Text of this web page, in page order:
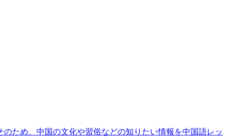
ため、中国の文化や習俗などの知りたい情報を中国語レッ